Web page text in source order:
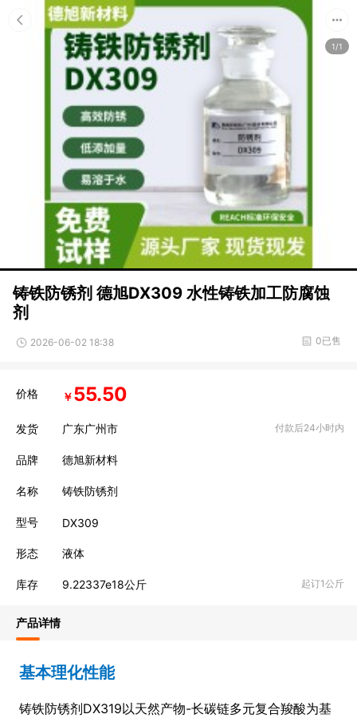
1/1
铸铁防锈剂 德旭DX309 水性铸铁加工防腐蚀
剂
2026-06-02 18:38 0已售
价格 ￥55.50
发货 广东广州市 付款后24小时内
品牌 德旭新材料
名称 铸铁防锈剂
型号 DX309
形态 液体
库存 9.22337e18公斤 起订1公斤
产品详情
基本理化性能
铸铁防锈剂DX319以天然产物-长碳链多元复合羧酸为基